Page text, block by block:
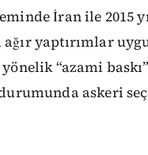
İran ile 2015
yaptırımlar
“azami
askeri